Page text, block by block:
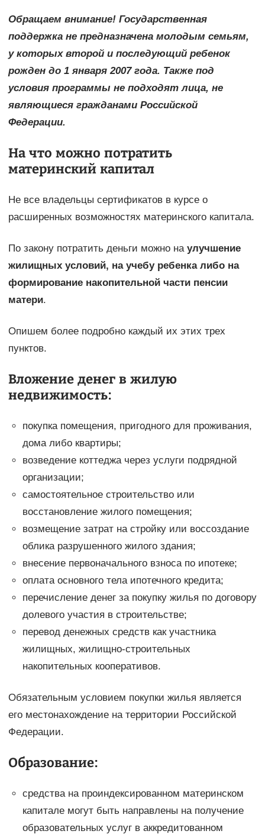
Обращаем внимание! Государственная
поддержка не предназначена молодым семьям,
у которых второй и последующий ребенок
рожден до 1 января 2007 года. Также под
условия программы не подходят лица, не
являющиеся гражданами Российской
Федерации.
На что можно потратить
материнский капитал
Не все владельцы сертификатов в курсе о
расширенных возможностях материнского капитала.
По закону потратить деньги можно на улучшение
жилищных условий, на учебу ребенка либо на
формирование накопительной части пенсии
матери.
Опишем более подробно каждый их этих трех
пунктов.
Вложение денег в жилую
недвижимость:
покупка помещения, пригодного для проживания,
дома либо квартиры;
возведение коттеджа через услуги подрядной
организации;
самостоятельное строительство или
восстановление жилого помещения;
возмещение затрат на стройку или воссоздание
облика разрушенного жилого здания;
внесение первоначального взноса по ипотеке;
оплата основного тела ипотечного кредита;
перечисление денег за покупку жилья по договору
долевого участия в строительстве;
перевод денежных средств как участника
жилищных, жилищно-строительных
накопительных кооперативов.
Обязательным условием покупки жилья является
его местонахождение на территории Российской
Федерации.
Образование:
средства на проиндексированном материнском
капитале могут быть направлены на получение
образовательных услуг в аккредитованном